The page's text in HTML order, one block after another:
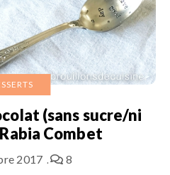
(sans sucre/ni
Combet
2017 8